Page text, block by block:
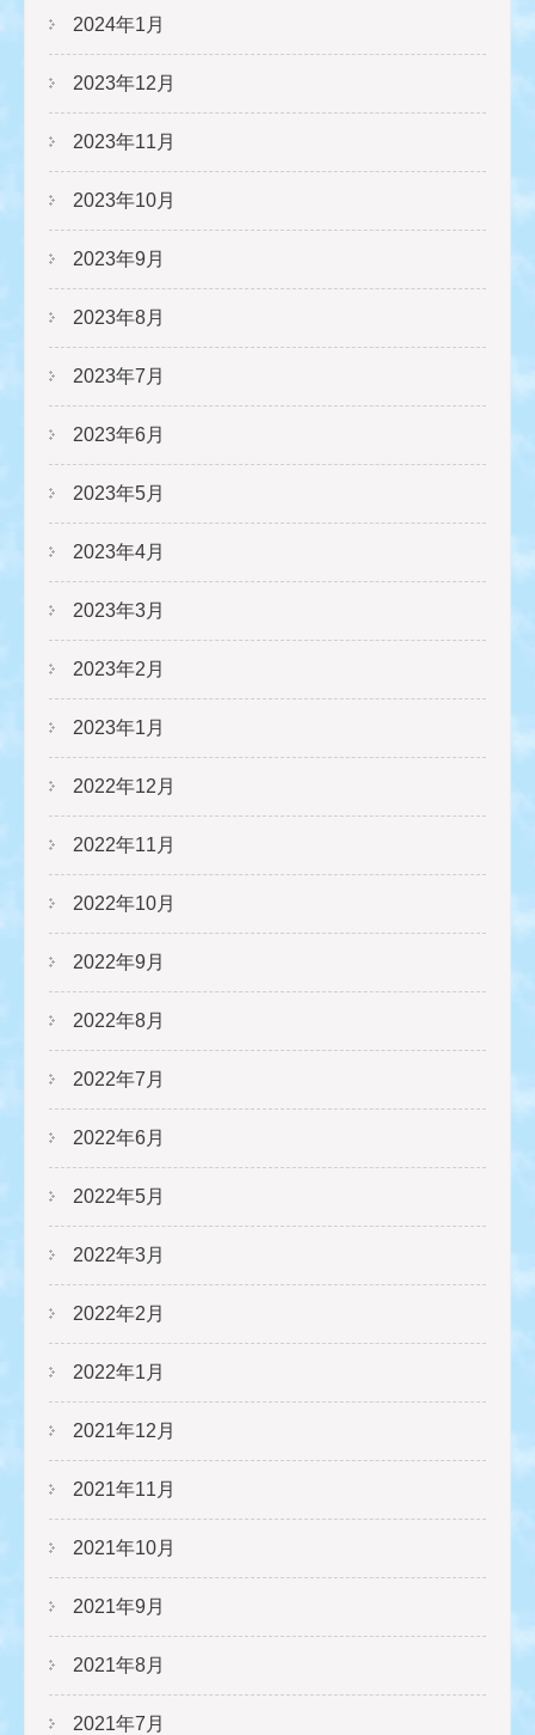
2024年1月
2023年12月
2023年11月
2023年10月
2023年9月
2023年8月
2023年7月
2023年6月
2023年5月
2023年4月
2023年3月
2023年2月
2023年1月
2022年12月
2022年11月
2022年10月
2022年9月
2022年8月
2022年7月
2022年6月
2022年5月
2022年3月
2022年2月
2022年1月
2021年12月
2021年11月
2021年10月
2021年9月
2021年8月
2021年7月